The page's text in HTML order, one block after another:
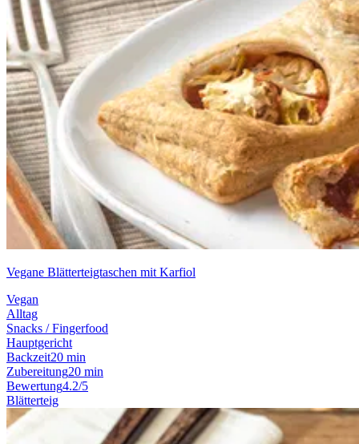
Vegane Blätterteigtaschen mit Karfiol
Vegan
Alltag
Snacks / Fingerfood
Hauptgericht
Backzeit20 min
Zubereitung20 min
Bewertung4.2/5
Blätterteig